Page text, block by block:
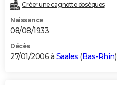
Créer une cagnotte obsèques
Naissance
08/08/1933
Décès
27/01/2006 à Saales (Bas-Rhin)